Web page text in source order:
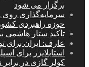
برگزار می شود
حوزه راهبردی کشور
تأکید ستار هاشمی
عارف: ایران برای
استابلایزر برای
کولر گازی در